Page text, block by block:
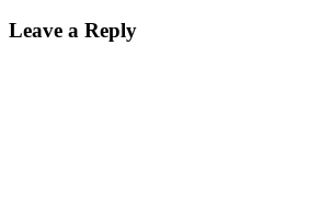
Leave a Reply